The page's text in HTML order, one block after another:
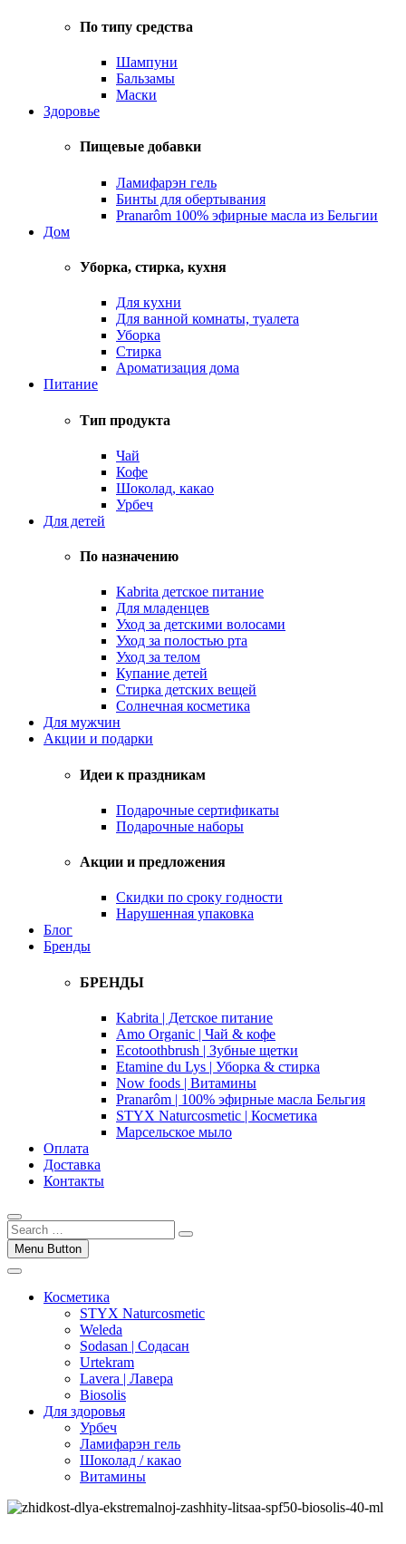
По типу средства
Шампуни
Бальзамы
Маски
Здоровье
Пищевые добавки
Ламифарэн гель
Бинты для обертывания
Pranarôm 100% эфирные масла из Бельгии
Дом
Уборка, стирка, кухня
Для кухни
Для ванной комнаты, туалета
Уборка
Стирка
Ароматизация дома
Питание
Тип продукта
Чай
Кофе
Шоколад, какао
Урбеч
Для детей
По назначению
Kabrita детское питание
Для младенцев
Уход за детскими волосами
Уход за полостью рта
Уход за телом
Купание детей
Стирка детских вещей
Солнечная косметика
Для мужчин
Акции и подарки
Идеи к праздникам
Подарочные сертификаты
Подарочные наборы
Акции и предложения
Скидки по сроку годности
Нарушенная упаковка
Блог
Бренды
БРЕНДЫ
Kabrita | Детское питание
Amo Organic | Чай & кофе
Ecotoothbrush | Зубные щетки
Etamine du Lys | Уборка & стирка
Now foods | Витамины
Pranarôm | 100% эфирные масла Бельгия
STYX Naturcosmetic | Косметика
Марсельское мыло
Оплата
Доставка
Контакты
Menu Button
Косметика
STYX Naturcosmetic
Weleda
Sodasan | Содасан
Urtekram
Lavera | Лавера
Biosolis
Для здоровья
Урбеч
Ламифарэн гель
Шоколад / какао
Витамины